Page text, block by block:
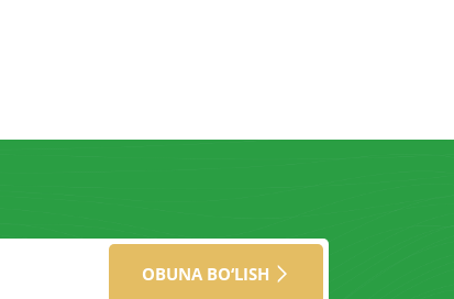
OBUNA BO‘LISH